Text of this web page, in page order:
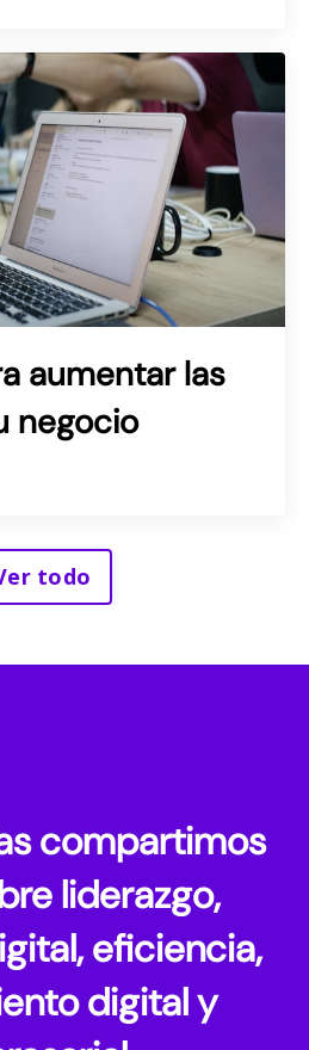
aumentar las
negocio
todo
compartimos
liderazgo,
eficiencia,
digital y